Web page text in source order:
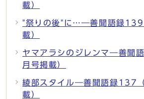
載）
"祭りの後"に…―善聞語録139
載）
ヤマアラシのジレンマ―善聞
月号掲載）
綾部スタイル―善聞語録137
載）